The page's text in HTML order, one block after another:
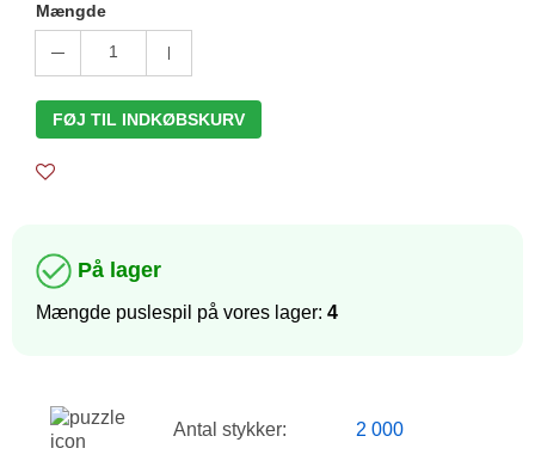
Mængde
1
FØJ TIL INDKØBSKURV
På lager
Mængde puslespil på vores lager: 4
Antal stykker: 2 000